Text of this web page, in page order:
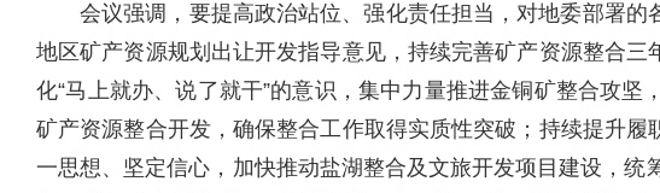
会议强调，要提高政治站位、强化责任担当，对地委部署
地区矿产资源规划出让开发指导意见，持续完善矿产资源整合
化“马上就办、说了就干”的意识，集中力量推进金铜矿整合攻
矿产资源整合开发，确保整合工作取得实质性突破；持续提升
一思想、坚定信心，加快推动盐湖整合及文旅开发项目建设，